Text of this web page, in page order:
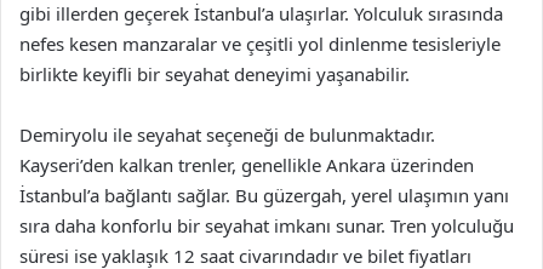
gibi illerden geçerek İstanbul’a ulaşırlar. Yolculuk sırasında
nefes kesen manzaralar ve çeşitli yol dinlenme tesisleriyle
birlikte keyifli bir seyahat deneyimi yaşanabilir.
Demiryolu ile seyahat seçeneği de bulunmaktadır.
Kayseri’den kalkan trenler, genellikle Ankara üzerinden
İstanbul’a bağlantı sağlar. Bu güzergah, yerel ulaşımın yanı
sıra daha konforlu bir seyahat imkanı sunar. Tren yolculuğu
süresi ise yaklaşık 12 saat civarındadır ve bilet fiyatları